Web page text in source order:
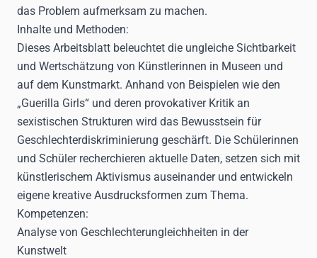
das Problem aufmerksam zu machen.
Inhalte und Methoden:
Dieses Arbeitsblatt beleuchtet die ungleiche Sichtbarkeit
und Wertschätzung von Künstlerinnen in Museen und
auf dem Kunstmarkt. Anhand von Beispielen wie den
„Guerilla Girls“ und deren provokativer Kritik an
sexistischen Strukturen wird das Bewusstsein für
Geschlechterdiskriminierung geschärft. Die Schülerinnen
und Schüler recherchieren aktuelle Daten, setzen sich mit
künstlerischem Aktivismus auseinander und entwickeln
eigene kreative Ausdrucksformen zum Thema.
Kompetenzen:
Analyse von Geschlechterungleichheiten in der
Kunstwelt